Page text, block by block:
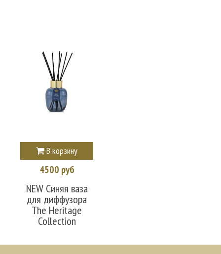
В корзину
4500 руб
NEW Синяя ваза
для диффузора
The Heritage
Collection